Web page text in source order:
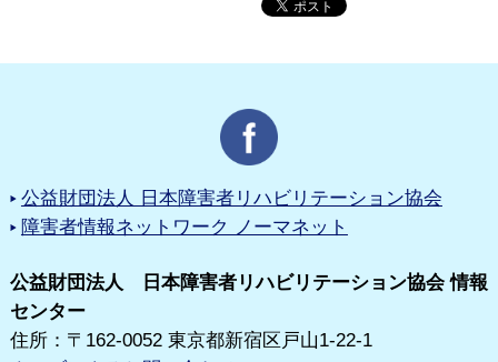
公益財団法人 日本障害者リハビリテーション協会
障害者情報ネットワーク ノーマネット
公益財団法人 日本障害者リハビリテーション協会 情報
センター
住所：〒162-0052 東京都新宿区戸山1-22-1